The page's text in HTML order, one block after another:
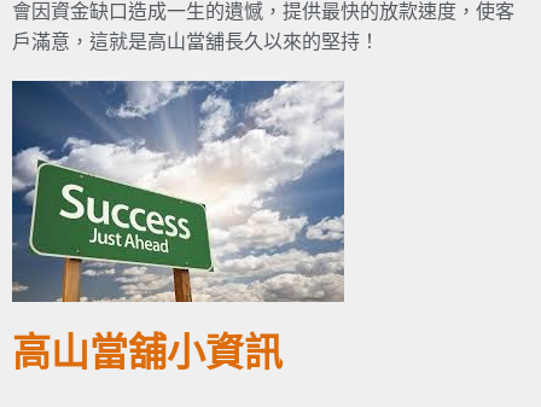
會因資金缺口造成一生的遺憾，提供最快的放款速度，使客
戶滿意，這就是高山當舖長久以來的堅持！
高山當舖小資訊